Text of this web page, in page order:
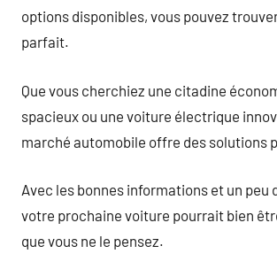
options disponibles, vous pouvez
parfait.
Que vous cherchiez une citadine
spacieux ou une voiture électrique
marché automobile offre des solutions
Avec les bonnes informations et un peu
votre prochaine voiture pourrait bien
que vous ne le pensez.